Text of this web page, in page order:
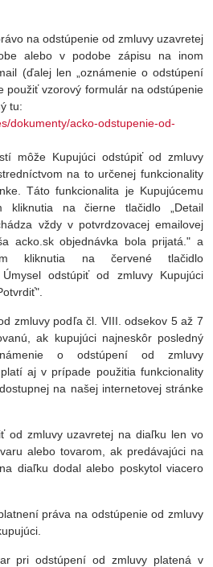
na odstúpenie od zmluvy uzavretej
alebo v podobe zápisu na inom
(ďalej len „oznámenie o odstúpení
použiť vzorový formulár na odstúpenie
tu:
dokumenty/acko-odstupenie-od-
môže Kupujúci odstúpiť od zmluvy
na to určenej funkcionality
Táto funkcionalita je Kupujúcemu
kliknutia na čierne tlačidlo „Detail
vždy v potvrdzovacej emailovej
acko.sk objednávka bola prijatá." a
kliknutia na červené tlačidlo
Úmysel odstúpiť od zmluvy Kupujúci
zmluvy podľa čl. VIII. odsekov 5 až 7
ak kupujúci najneskôr posledný
o odstúpení od zmluvy
aj v prípade použitia funkcionality
na našej internetovej stránke
od zmluvy uzavretej na diaľku len vo
alebo tovarom, ak predávajúci na
diaľku dodal alebo poskytol viacero
práva na odstúpenie od zmluvy
pri odstúpení od zmluvy platená v